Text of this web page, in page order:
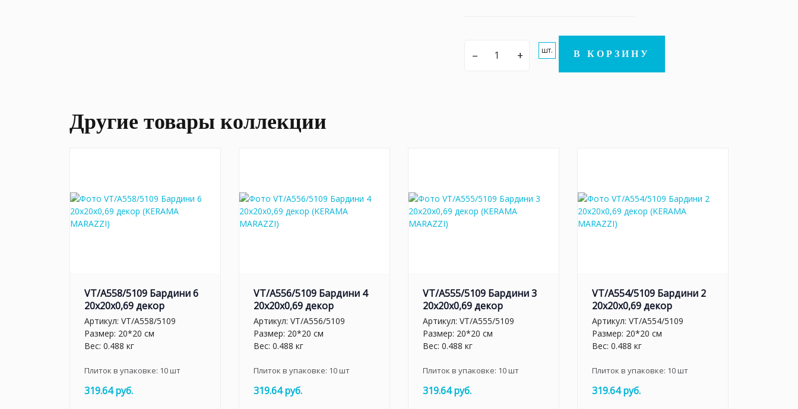
– + шт. В КОРЗИНУ
Другие товары коллекции
VT/A558/5109 Бардини 6
20x20x0,69 декор
Артикул: VT/A558/5109
Размер: 20*20 см
Вес: 0.488 кг
Плиток в упаковке: 10шт
319.64 руб.
VT/A556/5109 Бардини 4
20x20x0,69 декор
Артикул: VT/A556/5109
Размер: 20*20 см
Вес: 0.488 кг
Плиток в упаковке: 10шт
319.64 руб.
VT/A555/5109 Бардини 3
20x20x0,69 декор
Артикул: VT/A555/5109
Размер: 20*20 см
Вес: 0.488 кг
Плиток в упаковке: 10шт
319.64 руб.
VT/A554/5109 Бардини 2
20x20x0,69 декор
Артикул: VT/A554/5109
Размер: 20*20 см
Вес: 0.488 кг
Плиток в упаковке: 10шт
319.64 руб.